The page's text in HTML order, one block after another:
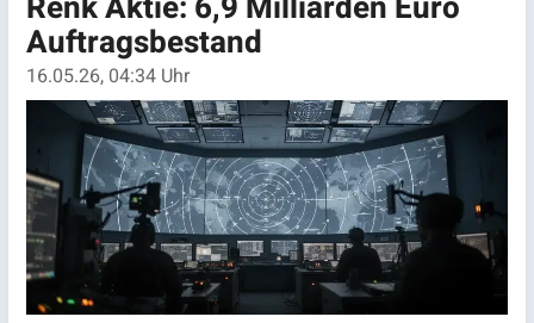
Auftragsbestand
16.05.26, 04:34 Uhr